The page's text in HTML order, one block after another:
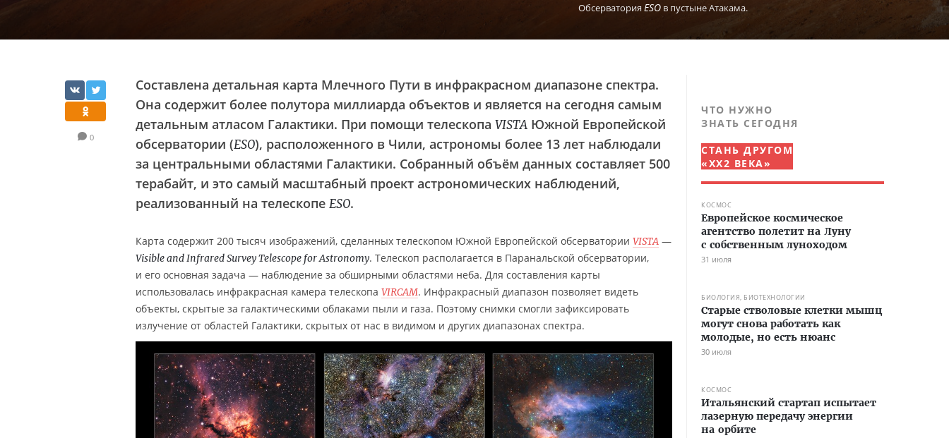
Обсерватория ESO в пустыне Атакама.
0
Составлена детальная карта Млечного Пути в инфракрасном диапазоне спектра.
Она содержит более полутора миллиарда объектов и является на сегодня самым
детальным атласом Галактики. При помощи телескопа VISTA Южной Европейской
обсерватории (ESO), расположенного в Чили, астрономы более 13 лет наблюдали
за центральными областями Галактики. Собранный объём данных составляет 500
терабайт, и это самый масштабный проект астрономических наблюдений,
реализованный на телескопе ESO.
Карта содержит 200 тысяч изображений, сделанных телескопом Южной Европейской обсерватории VISTA —
Visible and Infrared Survey Telescope for Astronomy. Телескоп располагается в Паранальской обсерватории,
и его основная задача — наблюдение за обширными областями неба. Для составления карты
использовалась инфракрасная камера телескопа VIRCAM. Инфракрасный диапазон позволяет видеть
объекты, скрытые за галактическими облаками пыли и газа. Поэтому снимки смогли зафиксировать
излучение от областей Галактики, скрытых от нас в видимом и других диапазонах спектра.
ЧТО НУЖНО
ЗНАТЬ СЕГОДНЯ
СТАНЬ ДРУГОМ
«XX2 ВЕКА»
КОСМОС
Европейское космическое
агентство полетит на Луну
с собственным луноходом
31 июля
БИОЛОГИЯ, БИОТЕХНОЛОГИИ
Старые стволовые клетки мышц
могут снова работать как
молодые, но есть нюанс
30 июля
КОСМОС
Итальянский стартап испытает
лазерную передачу энергии
на орбите